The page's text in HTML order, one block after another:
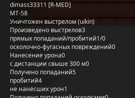
dimass33311 [R-MED]
MT-58
Уничтожен выстрелом (uikin)
Произведено выстрелов3
прямых попаданий/пробитий1/0
осколочно-фугасных повреждений0
Нанесение урона0
с дистанции свыше 300 м0
Получено попаданий5
пробитий4
не нанёсших урон1